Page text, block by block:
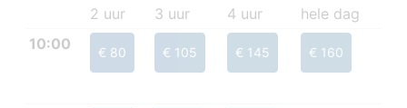
2 uur 3 uur 4 uur
hele dag
10:00
€ 80 € 105 € 145 € 160